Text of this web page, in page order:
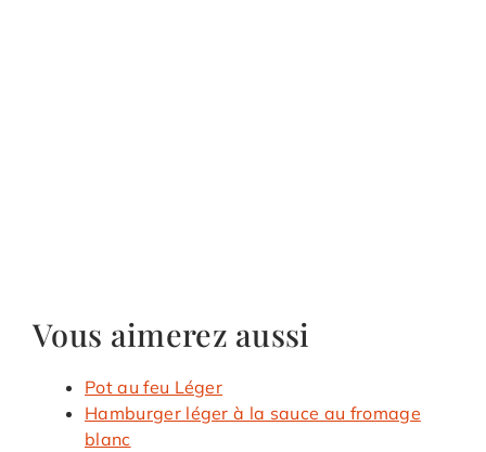
Vous aimerez aussi
Pot au feu Léger
Hamburger léger à la sauce au fromage
blanc